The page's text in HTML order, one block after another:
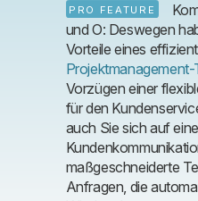
PRO FEATURE
und O: Deswegen
Vorteile eines
Vorzügen einer
für den
auch Sie sich auf
maßgeschneiderte
Anfragen, die